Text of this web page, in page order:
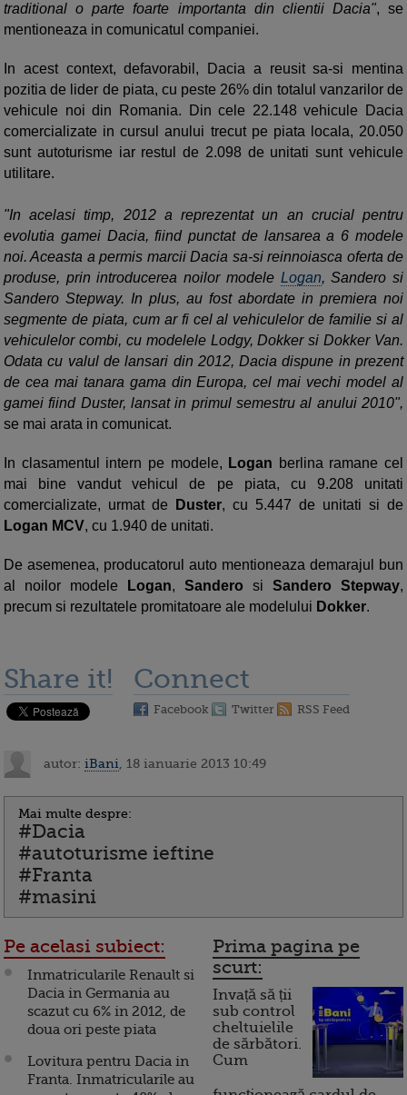
traditional o parte foarte importanta din clientii Dacia", se
mentioneaza in comunicatul companiei.
In acest context, defavorabil, Dacia a reusit sa-si mentina
pozitia de lider de piata, cu peste 26% din totalul vanzarilor de
vehicule noi din Romania. Din cele 22.148 vehicule Dacia
comercializate in cursul anului trecut pe piata locala, 20.050
sunt autoturisme iar restul de 2.098 de unitati sunt vehicule
utilitare.
"In acelasi timp, 2012 a reprezentat un an crucial pentru
evolutia gamei Dacia, fiind punctat de lansarea a 6 modele
noi. Aceasta a permis marcii Dacia sa-si reinnoiasca oferta de
produse, prin introducerea noilor modele Logan, Sandero si
Sandero Stepway. In plus, au fost abordate in premiera noi
segmente de piata, cum ar fi cel al vehiculelor de familie si al
vehiculelor combi, cu modelele Lodgy, Dokker si Dokker Van.
Odata cu valul de lansari din 2012, Dacia dispune in prezent
de cea mai tanara gama din Europa, cel mai vechi model al
gamei fiind Duster, lansat in primul semestru al anului 2010",
se mai arata in comunicat.
In clasamentul intern pe modele, Logan berlina ramane cel
mai bine vandut vehicul de pe piata, cu 9.208 unitati
comercializate, urmat de
Duster, cu 5.447 de unitati si de
Logan MCV, cu 1.940 de unitati.
De asemenea, producatorul auto mentioneaza demarajul bun
al noilor modele
Logan, Sandero si Sandero Stepway,
precum si rezultatele promitatoare ale modelului Dokker.
Share it! Connect
Facebook Twitter RSS Feed
autor: iBani , 18 ianuarie 2013 10:49
Mai multe despre:
#Dacia
#autoturisme ieftine
#Franta
#masini
Pe acelasi subiect:
Inmatricularile Renault si
Dacia in Germania au
scazut cu 6% in 2012, de
doua ori peste piata
Lovitura pentru Dacia in
Franta. Inmatricularile au
Prima pagina pe
scurt:
Invață să ții
sub control
cheltuielile
de sărbători.
Cum